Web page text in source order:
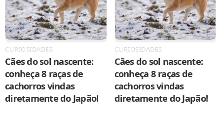
CURIOSIDADES
Cães do sol nascente:
conheça 8 raças de
cachorros vindas
diretamente do Japão!
CURIOSIDADES
Cães do sol nascente:
conheça 8 raças de
cachorros vindas
diretamente do Japão!